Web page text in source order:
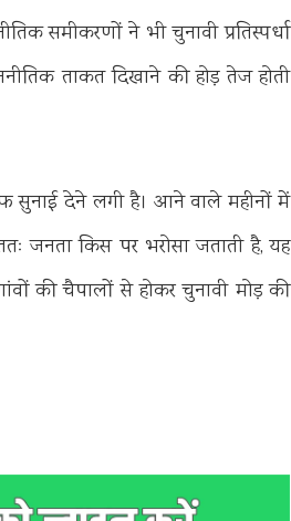
समीकरणों ने भी चुनावी प्रतिस्पर्धा
ताकत दिखाने की होड़ तेज होती
सुनाई देने लगी है। आने वाले महीनों में
जनता किस पर भरोसा जताती है, यह
की चैपालों से होकर चुनावी मोड़ की